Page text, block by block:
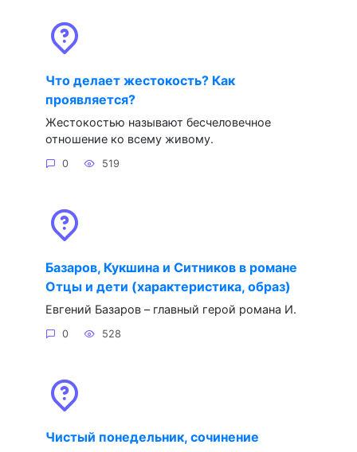
Что делает жестокость? Как
проявляется?
Жестокостью называют бесчеловечное
отношение ко всему живому.
0 519
Базаров, Кукшина и Ситников в романе
Отцы и дети (характеристика, образ)
Евгений Базаров – главный герой романа И.
0 528
Чистый понедельник, сочинение